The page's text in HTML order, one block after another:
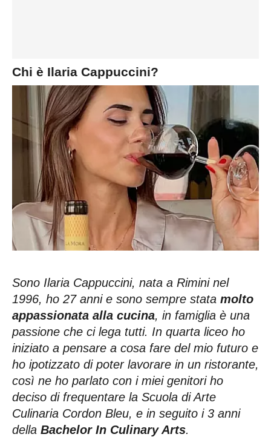
Chi è Ilaria Cappuccini?
Sono Ilaria Cappuccini, nata a Rimini nel
1996, ho 27 anni e sono sempre stata molto
appassionata alla cucina, in famiglia è una
passione che ci lega tutti. In quarta liceo ho
iniziato a pensare a cosa fare del mio futuro e
ho ipotizzato di poter lavorare in un ristorante,
così ne ho parlato con i miei genitori ho
deciso di frequentare la Scuola di Arte
Culinaria Cordon Bleu, e in seguito i 3 anni
della Bachelor In Culinary Arts.